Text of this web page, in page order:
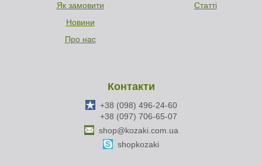
Як замовити
Новини
Про нас
Статті
Контакти
+38 (098) 496-24-60
+38 (097) 706-65-07
shop@kozaki.com.ua
shopkozaki